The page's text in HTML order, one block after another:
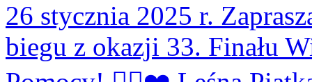
26 stycznia 2025 r.
biegu z okazji 33. Finału